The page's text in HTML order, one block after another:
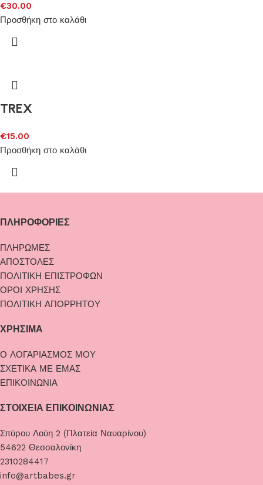
€30.00
Προσθήκη στο καλάθι
TREX
€15.00
Προσθήκη στο καλάθι
ΠΛΗΡΟΦΟΡΙΕΣ
ΠΛΗΡΩΜΕΣ
ΑΠΟΣΤΟΛΕΣ
ΠΟΛΙΤΙΚΗ ΕΠΙΣΤΡΟΦΩΝ
ΟΡΟΙ ΧΡΗΣΗΣ
ΠΟΛΙΤΙΚΗ ΑΠΟΡΡΗΤΟΥ
ΧΡΗΣΙΜΑ
Ο ΛΟΓΑΡΙΑΣΜΟΣ ΜΟΥ
ΣΧΕΤΙΚΑ ΜΕ ΕΜΑΣ
ΕΠΙΚΟΙΝΩΝΙΑ
ΣΤΟΙΧΕΙΑ ΕΠΙΚΟΙΝΩΝΙΑΣ
Σπύρου Λούη 2 (Πλατεία Ναυαρίνου)
54622 Θεσσαλονίκη
2310284417
info@artbabes.gr